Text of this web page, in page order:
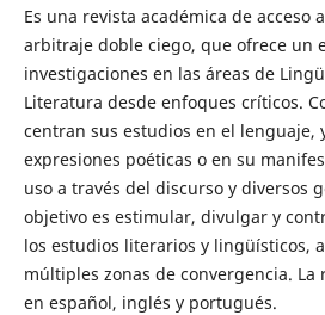
Es una revista académica de acceso
arbitraje doble ciego, que ofrece un
investigaciones en las áreas de
Literatura desde enfoques críticos.
centran sus estudios en el lenguaje,
expresiones poéticas o en su
uso a través del discurso y diversos
objetivo es estimular, divulgar y
los estudios literarios y lingüísticos,
múltiples zonas de convergencia. La
en español, inglés y portugués.